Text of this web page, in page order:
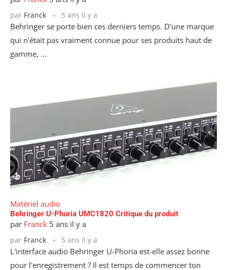
par Franck 5 ans il y a
Behringer se porte bien ces derniers temps. D'une marque
qui n'était pas vraiment connue pour ses produits haut de
gamme, ...
Matériel audio
Behringer U-Phoria UMC1820 Critique du produit
par Franck 5 ans il y a
par Franck 5 ans il y a
L'interface audio Behringer U-Phoria est-elle assez bonne
pour l'enregistrement ? Il est temps de commencer ton